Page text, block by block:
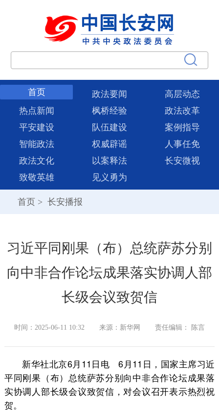
首页 政法要闻
高层动态
热点新闻
枫桥经验
政法改革
平安建设
队伍建设
案例指导
智能政法
权威辟谣
人事任免
政法文化
以案释法
长安微视
致敬英雄
见义勇为
首页 > 长安播报
习近平同刚果（布）总统萨苏分别
向中非合作论坛成果落实协调人部
长级会议致贺信
时间：2025-06-11 10:32 来源：新华网 责任编辑： 陈言
新华社北京6月11日电 6月11日，国家主席习近
平同刚果（布）总统萨苏分别向中非合作论坛成果落
实协调人部长级会议致贺信，对会议召开表示热烈祝
贺。